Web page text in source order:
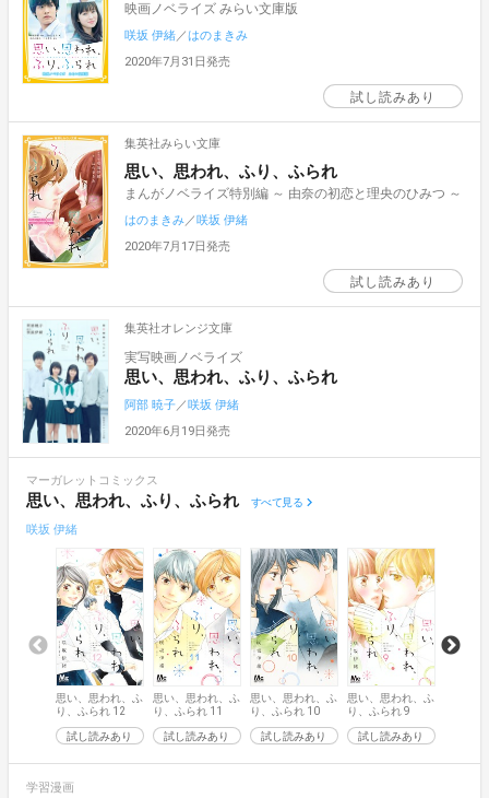
映画ノベライズ みらい文庫版
咲坂 伊緒／はのまきみ
2020年7月31日発売
試し読みあり
集英社みらい文庫
思い、思われ、ふり、ふられ
まんがノベライズ特別編 ～ 由奈の初恋と理央のひみつ ～
はのまきみ／咲坂 伊緒
2020年7月17日発売
試し読みあり
集英社オレンジ文庫
実写映画ノベライズ
思い、思われ、ふり、ふられ
阿部 暁子／咲坂 伊緒
2020年6月19日発売
マーガレットコミックス
思い、思われ、ふり、ふられ すべて見る
咲坂 伊緒
思い、思われ、ふ
り、ふられ 12
試し読みあり
思い、思われ、ふ
り、ふられ 11
試し読みあり
思い、思われ、ふ
り、ふられ 10
試し読みあり
思い、思われ、ふ
り、ふられ 9
試し読みあり
学習漫画